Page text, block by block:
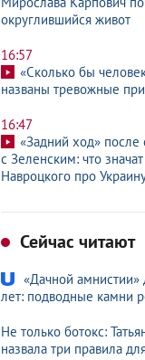
округлившийся живот
16:57
«Сколько бы
названы тревожные
16:47
«Задний ход» после
с Зеленским: что
Навроцкого про
Сейчас читают
«Дачной амнистии»
лет: подводные камни
Не только ботокс:
назвала три правила